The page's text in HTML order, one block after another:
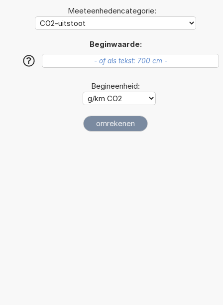
Meeteenhedencategorie:
Beginwaarde:
?
Begineenheid: